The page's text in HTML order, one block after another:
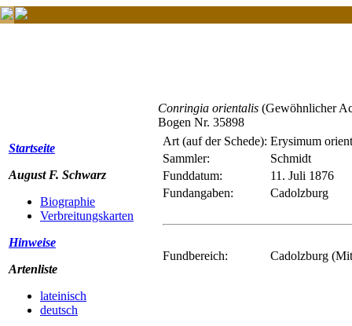
Startseite
August F. Schwarz
Biographie
Verbreitungskarten
Hinweise
Artenliste
lateinisch
deutsch
Conringia orientalis (Gewöhnlicher
Bogen Nr. 35898
Art (auf der Schede): Erysimum
Sammler:
Schmidt
Funddatum:
11. Juli 1876
Fundangaben:
Cadolzburg
Fundbereich: Cadolzburg